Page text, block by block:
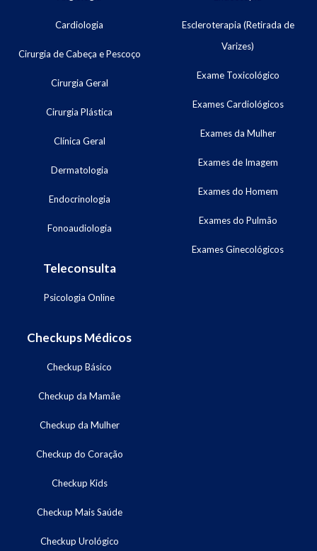
Cardiologia
Cirurgia de Cabeça e Pescoço
Cirurgia Geral
Cirurgia Plástica
Clínica Geral
Dermatologia
Endocrinologia
Fonoaudiologia
Teleconsulta
Psicologia Online
Escleroterapia (Retirada de
Varizes)
Exame Toxicológico
Exames Cardiológicos
Exames da Mulher
Exames de Imagem
Exames do Homem
Exames do Pulmão
Exames Ginecológicos
Checkups Médicos
Checkup Básico
Checkup da Mamãe
Checkup da Mulher
Checkup do Coração
Checkup Kids
Checkup Mais Saúde
Checkup Urológico